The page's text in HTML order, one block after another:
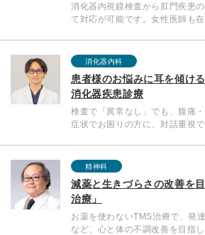
消化器内視鏡検査から肛門疾患
て対応が可能です。女性医師も在
消化器内科
患者様のお悩みに耳を傾け
消化器疾患診療
検査で「異常なし」でも、腹痛
症状でお困りの方に、対話重視で
精神科
減薬と生きづらさの改善を
治療」
お薬を使わないTMS治療で、発
など、心と体の不調改善を目指し